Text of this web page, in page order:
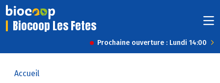
Biocoop Les Fetes
Prochaine ouverture : Lundi 14:00
Accueil